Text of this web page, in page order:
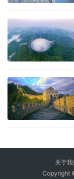
关于我
Copyright